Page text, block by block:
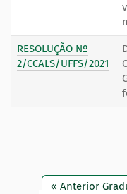
RESOLUÇÃO Nº
2/CCALS/UFFS/2021
« Anterior